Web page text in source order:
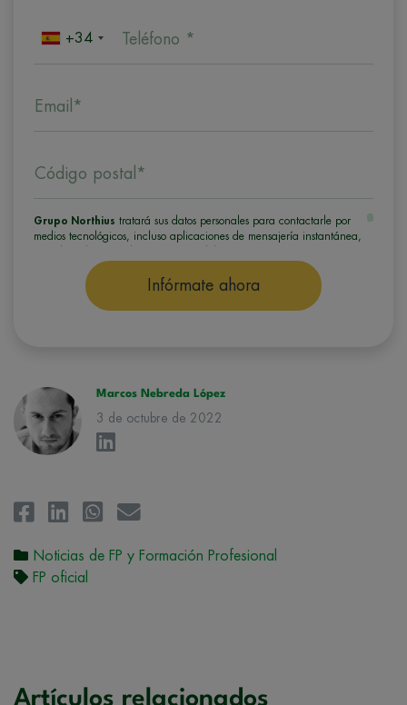
+34 Teléfono *
Email*
Código postal*
Grupo Northius tratará sus datos personales para contactarle por
medios tecnológicos, incluso aplicaciones de mensajería instantánea,
seleccionado o de otros directamente relacionados con el interés
manifestado y, en su caso, para tramitar la contratación
correspondiente. Compartiremos su solicitud con las empresas que
Grupo Northius, con el objeto de que estas puedan
Infórmate ahora
Marcos Nebreda López
3 de octubre de 2022
Noticias de FP y Formación Profesional
FP oficial
Artículos relacionados